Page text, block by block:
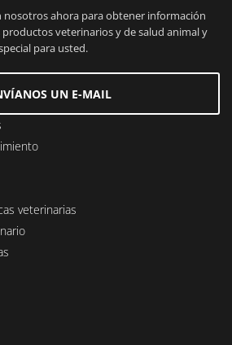
nosotros ahora para obtener información
veterinarios y de salud animal y
para usted.
UN E-MAIL
veterinarias